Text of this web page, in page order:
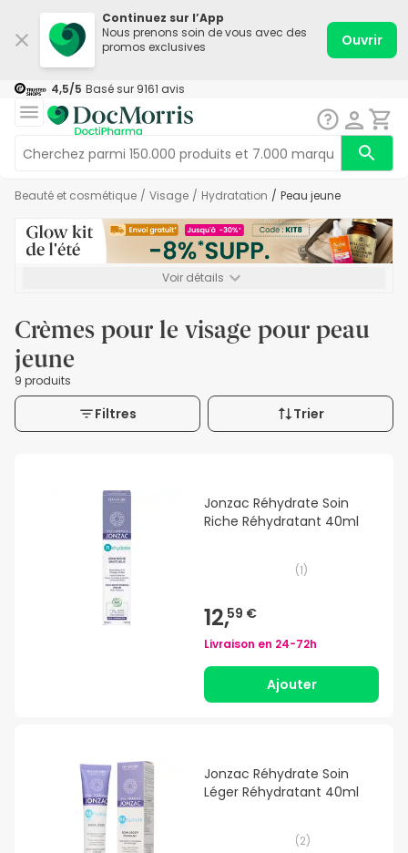
Continuez sur l’App
Nous prenons soin de vous avec des
promos exclusives
Ouvrir
4,5/5 Basé sur 9161 avis
Beauté et cosmétique / Visage / Hydratation / Peau jeune
Voir détails
Crèmes pour le visage pour peau
jeune
9 produits
Filtres Trier
Jonzac Réhydrate Soin
Riche Réhydratant 40ml
(1)
12,59 €
Livraison en 24-72h
Ajouter
Jonzac Réhydrate Soin
Léger Réhydratant 40ml
(2)